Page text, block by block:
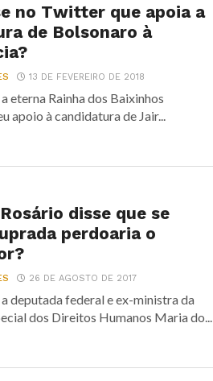
no Twitter que apoia a
de Bolsonaro à
13 DE FEVEREIRO DE 2018
eterna Rainha dos Baixinhos
apoio à candidatura de Jair...
disse que se
perdoaria o
26 DE AGOSTO DE 2017
a deputada federal e ex-ministra da
dos Direitos Humanos Maria do...